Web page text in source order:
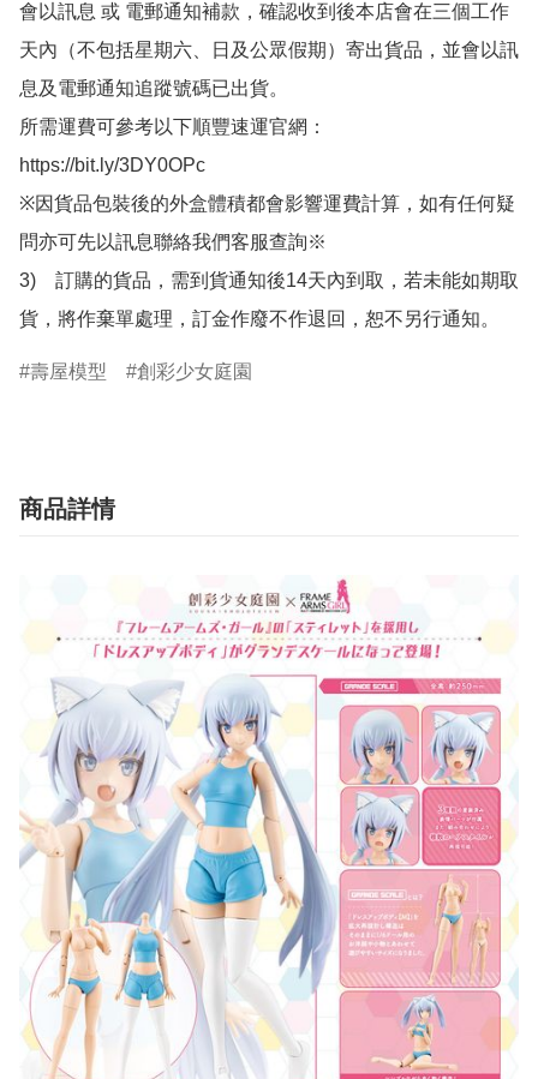
會以訊息 或 電郵通知補款，確認收到後本店會在三個工作
天內（不包括星期六、日及公眾假期）寄出貨品，並會以訊
息及電郵通知追蹤號碼已出貨。
所需運費可參考以下順豐速運官網：
https://bit.ly/3DY0OPc
※因貨品包裝後的外盒體積都會影響運費計算，如有任何疑
問亦可先以訊息聯絡我們客服查詢※
3)　訂購的貨品，需到貨通知後14天內到取，若未能如期取
貨，將作棄單處理，訂金作廢不作退回，恕不另行通知。
壽屋模型 創彩少女庭園
商品詳情